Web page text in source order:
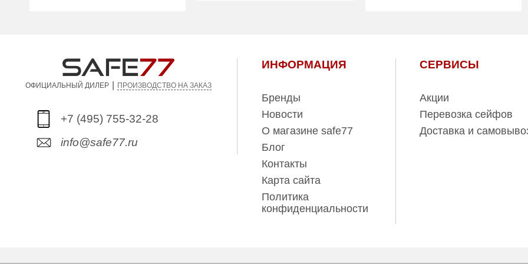
Внутренний
объем (л):
236.00
Гарантия:
планового ТО)
Производитель:
Гарантия:
5 лет (с учетом прохождения
планового ТО)
Производитель:
ПРОМЕТ
Внутренний
267.00
5 лет (с учетом прохождения
планового ТО)
Производитель:
ПРОМЕТ
ОФИЦИАЛЬНЫЙ ДИЛЕР | ПРОИЗВОДСТВО НА ЗАКАЗ
+7 (495) 755-32-28
info@safe77.ru
ИНФОРМАЦИЯ
Бренды
Новости
О магазине safe77
Блог
Контакты
Карта сайта
Политика
конфиденциальности
СЕРВИСЫ
Акции
Перевозка сейфов
Доставка и